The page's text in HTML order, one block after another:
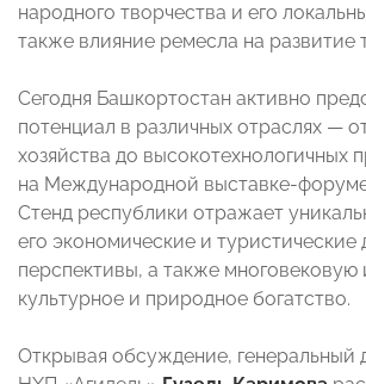
народного творчества и его
также влияние ремесла на развитие
Сегодня Башкортостан активно
потенциал в различных отраслях —
хозяйства до высокотехнологичных
на Международной выставке-
Стенд республики отражает
его экономические и
перспективы, а также многовековую
культурное и природное богатство.
Открывая обсуждение, генеральный